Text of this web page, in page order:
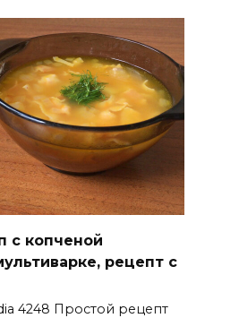
с копченой
рецепт с
4248 Простой рецепт